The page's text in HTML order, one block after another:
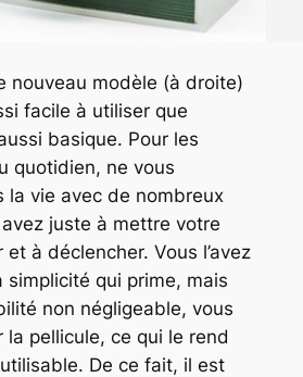
nouveau modèle (à droite)
facile à utiliser que
basique. Pour les
quotidien, ne vous
la vie avec de nombreux
juste à mettre votre
à déclencher. Vous l’avez
simplicité qui prime, mais
non négligeable, vous
la pellicule, ce qui le rend
De ce fait, il est